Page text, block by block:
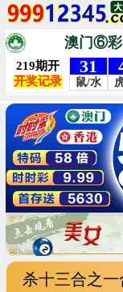
澳门⑥彩